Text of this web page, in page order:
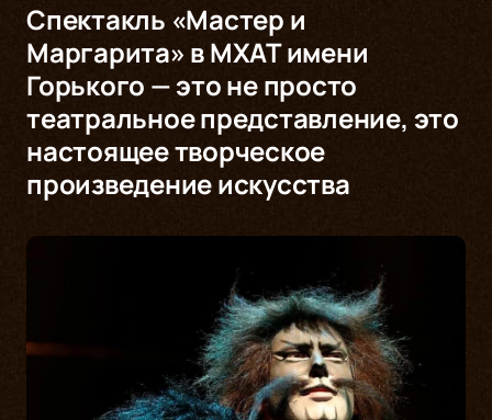
Спектакль «Мастер и
Маргарита» в МХАТ имени
Горького — это не просто
театральное представление, это
настоящее творческое
произведение искусства